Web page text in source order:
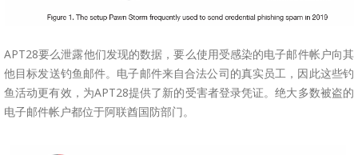
APT28要么泄露他们发现的数据，要么使用受感染的电子邮件帐户向其
他目标发送钓鱼邮件。电子邮件来自合法公司的真实员工，因此这些钓
鱼活动更有效，为APT28提供了新的受害者登录凭证。绝大多数被盗的
电子邮件帐户都位于阿联酋国防部门。